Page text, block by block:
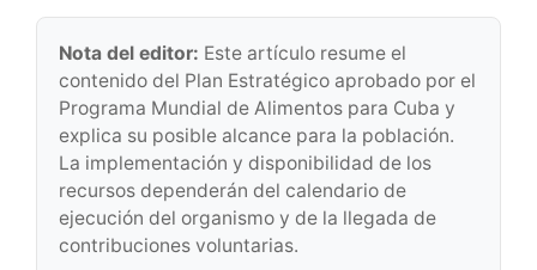
Nota del editor: Este artículo resume el
contenido del Plan Estratégico aprobado por el
Programa Mundial de Alimentos para Cuba y
explica su posible alcance para la población.
La implementación y disponibilidad de los
recursos dependerán del calendario de
ejecución del organismo y de la llegada de
contribuciones voluntarias.